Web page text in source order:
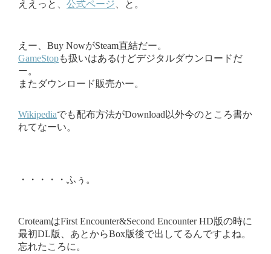
ええっと、 公式ページ 、と。
えー、Buy NowがSteam直結だー。
GameStopも扱いはあるけどデジタルダウンロードだ
ー。
またダウンロード販売かー。
Wikipediaでも配布方法がDownload以外今のところ書か
れてなーい。
・・・・・ふぅ。
CroteamはFirst Encounter&Second Encounter HD版の時に
最初DL版、あとからBox版後で出してるんですよね。
忘れたころに。